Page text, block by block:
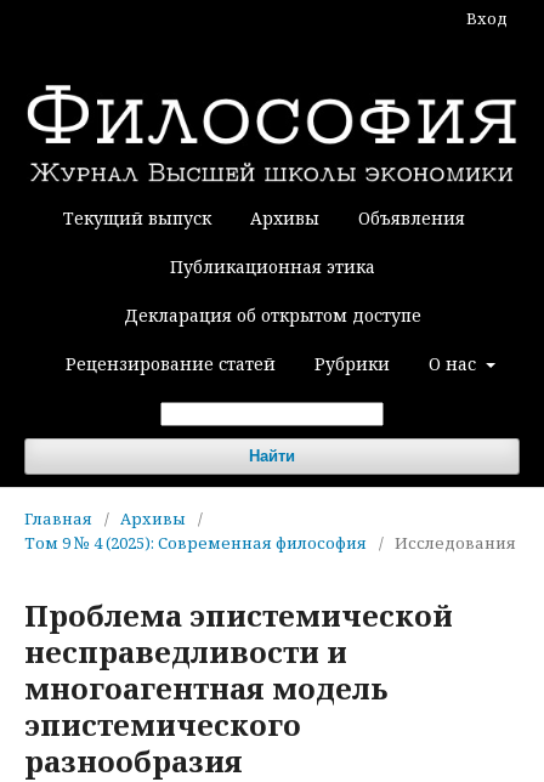
Текущий выпуск Архивы Объявления
Публикационная этика
Декларация об открытом доступе
Рецензирование статей Рубрики О нас
Найти
Вход
Главная / Архивы
/
Том 9 № 4 (2025): Современная философия
/ Исследования
Проблема эпистемической
несправедливости и
многоагентная модель
эпистемического
разнообразия